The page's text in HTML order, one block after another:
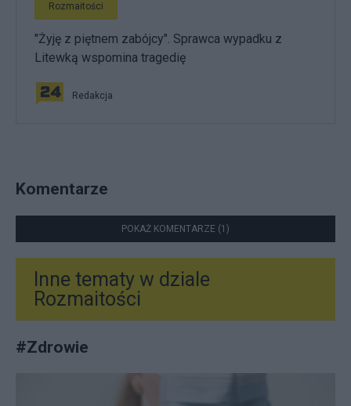
Rozmaitości
"Żyję z piętnem zabójcy". Sprawca wypadku z
Litewką wspomina tragedię
Redakcja
Komentarze
POKAŻ KOMENTARZE (1)
Inne tematy w dziale
Rozmaitości
#Zdrowie